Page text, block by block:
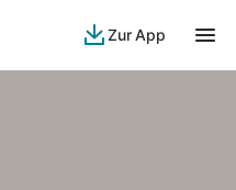
Zur App